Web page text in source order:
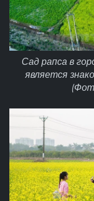
Сад рапса в
является